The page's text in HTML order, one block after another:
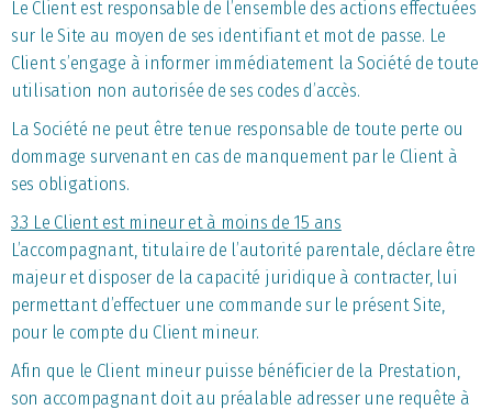
Le Client est responsable de l’ensemble des actions effectuées
sur le Site au moyen de ses identifiant et mot de passe. Le
Client s’engage à informer immédiatement la Société de toute
utilisation non autorisée de ses codes d’accès.
La Société ne peut être tenue responsable de toute perte ou
dommage survenant en cas de manquement par le Client à
ses obligations.
3.3 Le Client est mineur et à moins de 15 ans
L’accompagnant, titulaire de l’autorité parentale, déclare être
majeur et disposer de la capacité juridique à contracter, lui
permettant d’effectuer une commande sur le présent Site,
pour le compte du Client mineur.
Afin que le Client mineur puisse bénéficier de la Prestation,
son accompagnant doit au préalable adresser une requête à